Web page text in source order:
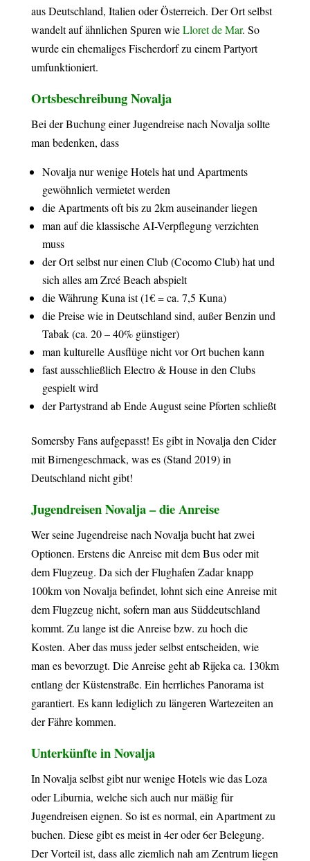
aus Deutschland, Italien oder Österreich. Der Ort selbst
wandelt auf ähnlichen Spuren wieLloret de Mar. So
wurde ein ehemaliges Fischerdorf zu einem Partyort
umfunktioniert.
Ortsbeschreibung Novalja
Bei der Buchung einer Jugendreise nach Novalja sollte
man bedenken, dass
Novalja nur wenige Hotels hat und Apartments
gewöhnlich vermietet werden
die Apartments oft bis zu 2km auseinander liegen
man auf die klassische AI-Verpflegung verzichten
muss
der Ort selbst nur einen Club (Cocomo Club) hat und
sich alles am Zrcé Beach abspielt
die Währung Kuna ist (1€ = ca. 7,5 Kuna)
die Preise wie in Deutschland sind, außer Benzin und
Tabak (ca. 20 – 40% günstiger)
man kulturelle Ausflüge nicht vor Ort buchen kann
fast ausschließlich Electro & House in den Clubs
gespielt wird
der Partystrand ab Ende August seine Pforten schließt
Somersby Fans aufgepasst! Es gibt in Novalja den Cider
mit Birnengeschmack, was es (Stand 2019) in
Deutschland nicht gibt!
Jugendreisen Novalja – die Anreise
Wer seine Jugendreise nach Novalja bucht hat zwei
Optionen. Erstens die Anreise mit dem Bus oder mit
dem Flugzeug. Da sich der Flughafen Zadar knapp
100km von Novalja befindet, lohnt sich eine Anreise mit
dem Flugzeug nicht, sofern man aus Süddeutschland
kommt. Zu lange ist die Anreise bzw. zu hoch die
Kosten. Aber das muss jeder selbst entscheiden, wie
man es bevorzugt. Die Anreise geht ab Rijeka ca. 130km
entlang der Küstenstraße. Ein herrliches Panorama ist
garantiert. Es kann lediglich zu längeren Wartezeiten an
der Fähre kommen.
Unterkünfte in Novalja
In Novalja selbst gibt nur wenige Hotels wie das Loza
oder Liburnia, welche sich auch nur mäßig für
Jugendreisen eignen. So ist es normal, ein Apartment zu
buchen. Diese gibt es meist in 4er oder 6er Belegung.
Der Vorteil ist, dass alle ziemlich nah am Zentrum liegen